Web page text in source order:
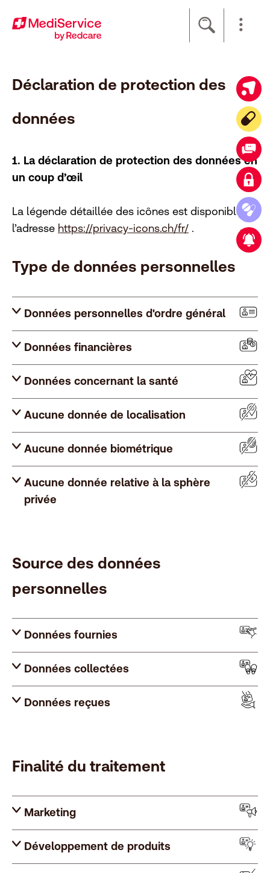
[Accesskey + 0]
Accueil
[Accesskey + 1]
Navigation
[Accesskey + 2]
Contenu
[Accesskey + 3]
Contact
Plan du site
[Accesskey + 5]
Recherche
[Accesskey + 6]
Imprimer
Offre élargie dans la boutique en ligne
Votre compagnon numérique
Contact
Login cliente
Commander des médicaments
Nouveau partenariat stratégique
Déclaration de protection des
données
1. La déclaration de protection des données en
un coup d’œil
La légende détaillée des icônes est disponible à
l’adresse https://privacy-icons.ch/fr/ .
Type de données personnelles
Données personnelles d'ordre général
Données financières
Données concernant la santé
Aucune donnée de localisation
Aucune donnée biométrique
Aucune donnée relative à la sphère
privée
Source des données
personnelles
Données fournies
Données collectées
Données reçues
Finalité du traitement
Marketing
Développement de produits